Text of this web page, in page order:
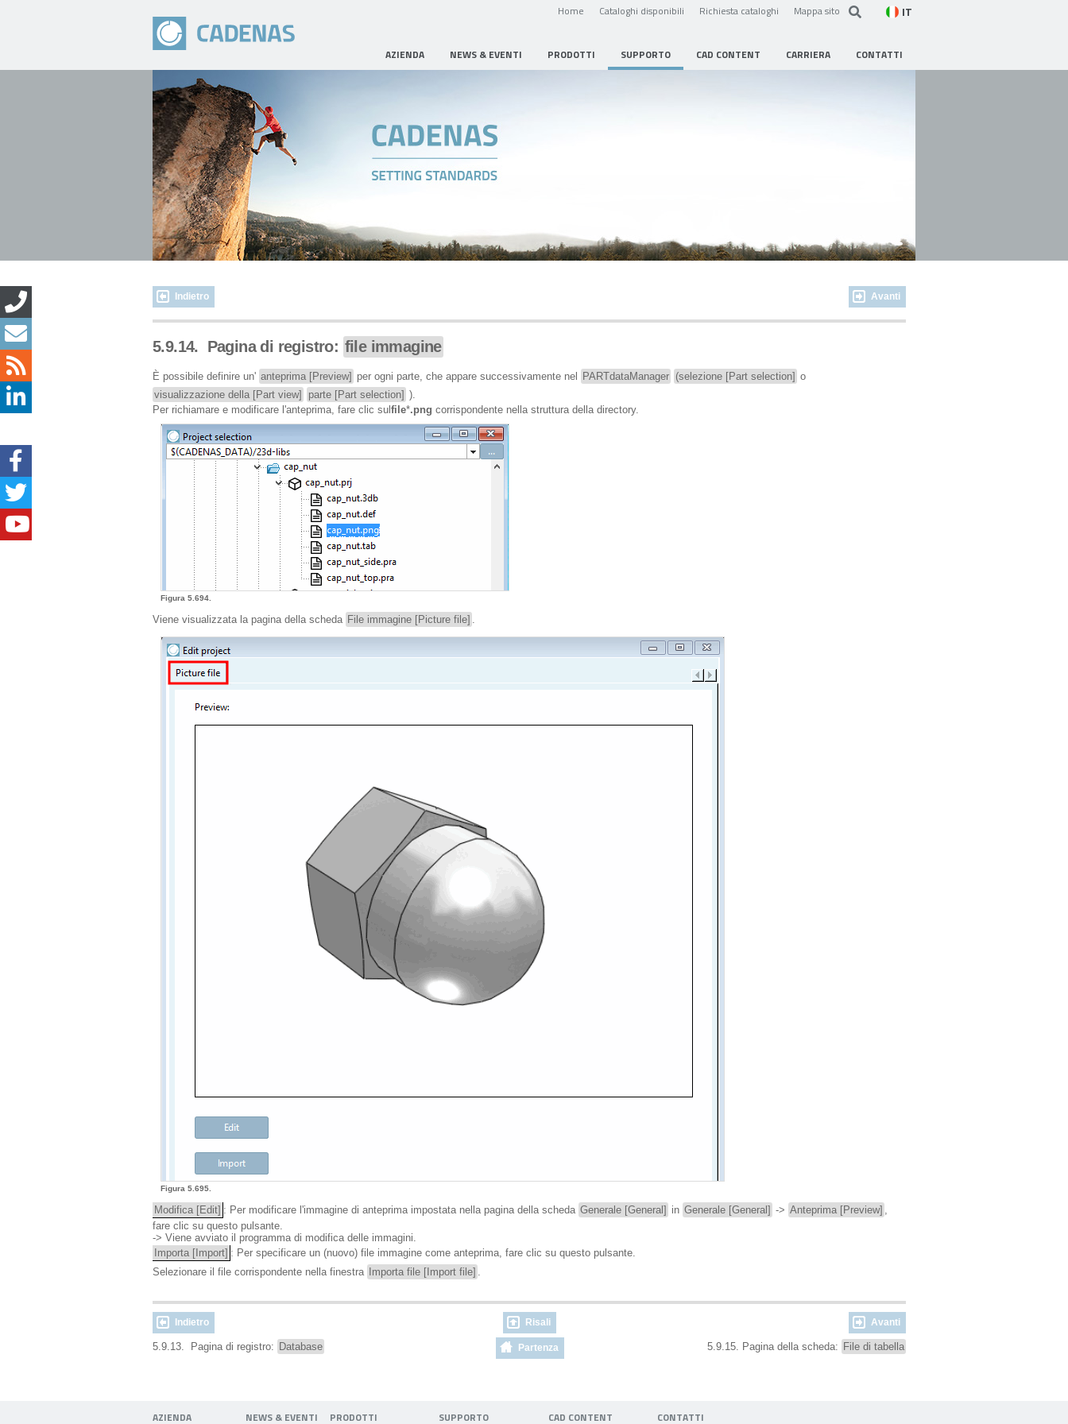
Home Cataloghi disponibili Richiesta cataloghi Mappa sito IT
AZIENDA NEWS & EVENTI PRODOTTI SUPPORTO CAD CONTENT CARRIERA CONTATTI
Indietro Avanti
5.9.14. Pagina di registro: file immagine
È possibile definire un' anteprima [Preview] per ogni parte, che appare successivamente nel PARTdataManager (selezione [Part selection] o
visualizzazione della [Part view]
parte [Part selection] ).
Per richiamare e modificare l'anteprima, fare clic sul file*.png corrispondente nella struttura della directory.
Figura 5.694.
Viene visualizzata la pagina della scheda File immagine [Picture file] .
Figura 5.695.
Modifica [Edit] : Per modificare l'immagine di anteprima impostata nella pagina della scheda Generale [General] in Generale [General] -> Anteprima [Preview] ,
fare clic su questo pulsante.
-> Viene avviato il programma di modifica delle immagini.
Importa [Import] : Per specificare un (nuovo) file immagine come anteprima, fare clic su questo pulsante.
Selezionare il file corrispondente nella finestra
Importa file [Import file] .
Indietro Risali Avanti
5.9.13. Pagina di registro: Database Partenza 5.9.15. Pagina della scheda: File di tabella
AZIENDA NEWS & EVENTI PRODOTTI SUPPORTO CAD CONTENT CONTATTI